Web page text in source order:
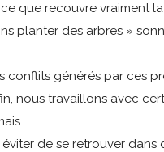
que recouvre vraiment
planter des arbres »
générés par ces
nous travaillons avec
de se retrouver